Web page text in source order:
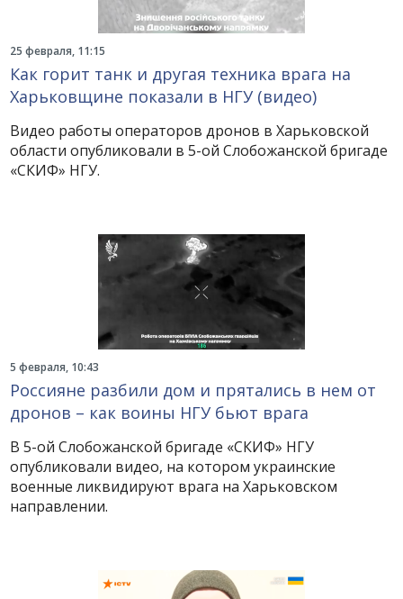
25 февраля, 11:15
Как горит танк и другая техника врага на
Харьковщине показали в НГУ (видео)
Видео работы операторов дронов в Харьковской
области опубликовали в 5-ой Слобожанской бригаде
«СКИФ» НГУ.
5 февраля, 10:43
Россияне разбили дом и прятались в нем от
дронов – как воины НГУ бьют врага
В 5-ой Слобожанской бригаде «СКИФ» НГУ
опубликовали видео, на котором украинские
военные ликвидируют врага на Харьковском
направлении.